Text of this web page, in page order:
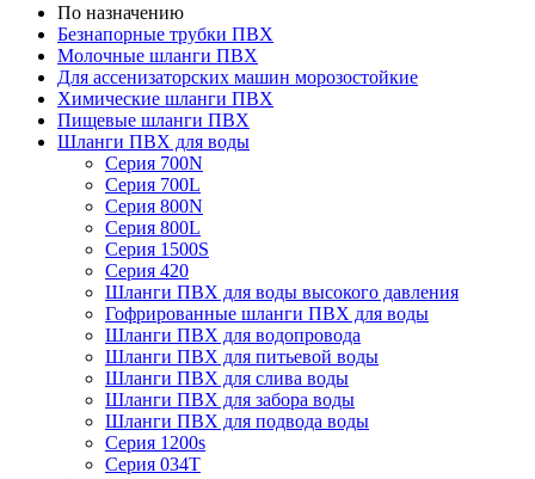
По назначению
Безнапорные трубки ПВХ
Молочные шланги ПВХ
Для ассенизаторских машин морозостойкие
Химические шланги ПВХ
Пищевые шланги ПВХ
Шланги ПВХ для воды
Серия 700N
Серия 700L
Серия 800N
Серия 800L
Серия 1500S
Серия 420
Шланги ПВХ для воды высокого давления
Гофрированные шланги ПВХ для воды
Шланги ПВХ для водопровода
Шланги ПВХ для питьевой воды
Шланги ПВХ для слива воды
Шланги ПВХ для забора воды
Шланги ПВХ для подвода воды
Серия 1200s
Серия 034Т